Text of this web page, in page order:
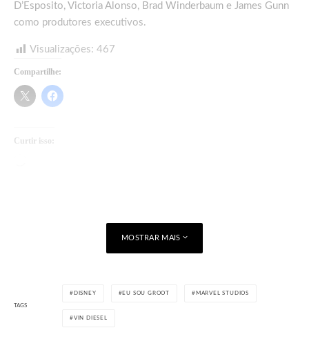
D’Esposito, Victoria Alonso, Brad Winderbaum e James Gunn
como produtores executivos.
Visualizações: 467
Compartilhe:
Curtir isso:
MOSTRAR MAIS
TAGS
DISNEY EU SOU GROOT MARVEL STUDIOS
VIN DIESEL